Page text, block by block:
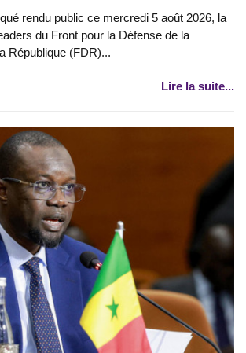
rendu public ce mercredi 5 août 2026, la
du Front pour la Défense de la
République (FDR)...
Lire la suite...